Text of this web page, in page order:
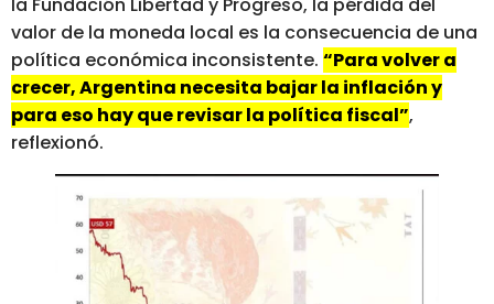
valor de la moneda local es la consecuencia de una
política económica inconsistente. “Para volver a
crecer, Argentina necesita bajar la inflación y
para eso hay que revisar la política fiscal”,
reflexionó.